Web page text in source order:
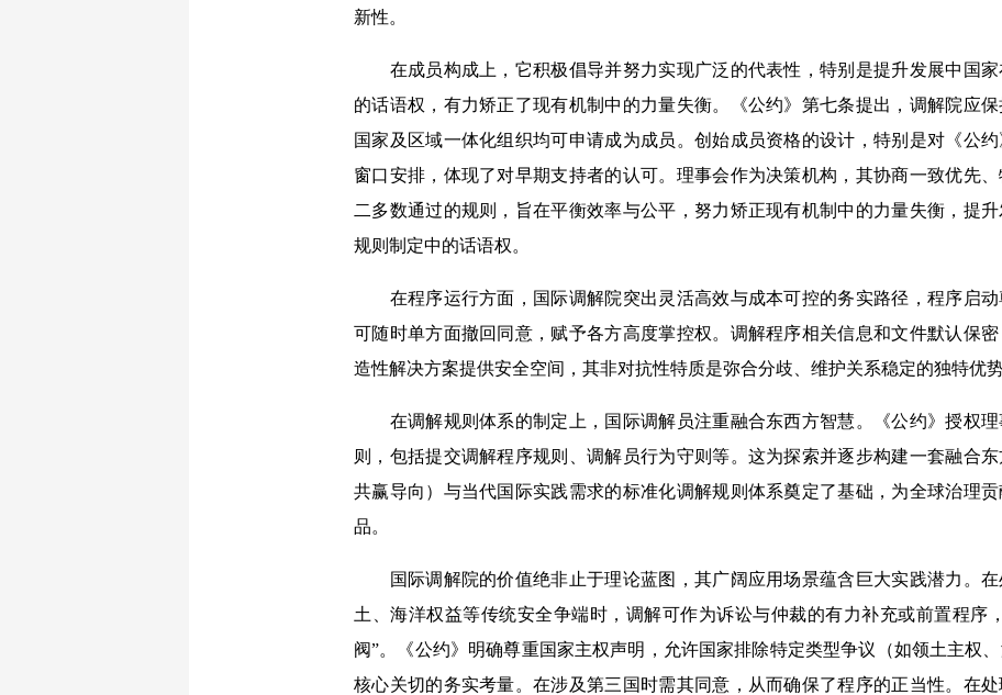
新性。
在成员构成上，它积极倡导并努力实现广泛的代表性，特别是提升发展中国家
的话语权，有力矫正了现有机制中的力量失衡。《公约》第七条提出，调解院应
国家及区域一体化组织均可申请成为成员。创始成员资格的设计，特别是对《公
窗口安排，体现了对早期支持者的认可。理事会作为决策机构，其协商一致优先
二多数通过的规则，旨在平衡效率与公平，努力矫正现有机制中的力量失衡，提
规则制定中的话语权。
在程序运行方面，国际调解院突出灵活高效与成本可控的务实路径，程序启动
可随时单方面撤回同意，赋予各方高度掌控权。调解程序相关信息和文件默认保
造性解决方案提供安全空间，其非对抗性特质是弥合分歧、维护关系稳定的独特优势
在调解规则体系的制定上，国际调解员注重融合东西方智慧。《公约》授权理
则，包括提交调解程序规则、调解员行为守则等。这为探索并逐步构建一套融合东
共赢导向）与当代国际实践需求的标准化调解规则体系奠定了基础，为全球治理
品。
国际调解院的价值绝非止于理论蓝图，其广阔应用场景蕴含巨大实践潜力。在
土、海洋权益等传统安全争端时，调解可作为诉讼与仲裁的有力补充或前置程序
阀”。《公约》明确尊重国家主权声明，允许国家排除特定类型争议（如领土主权
核心关切的务实考量。在涉及第三国时需其同意，从而确保了程序的正当性。在